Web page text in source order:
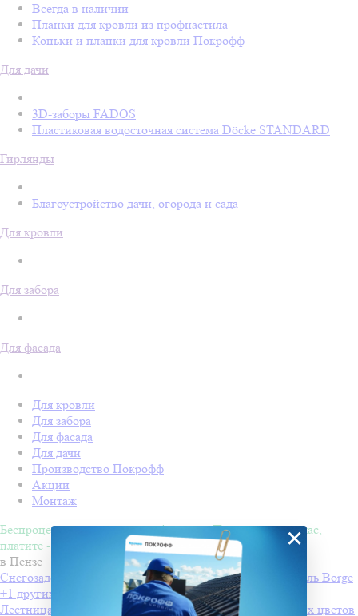
Всегда в наличии
Планки для кровли из профнастила
Коньки и планки для кровли Покрофф
Для дачи
3D-заборы FADOS
Пластиковая водосточная система Döcke STANDARD
Гирлянды
Благоустройство дачи, огорода и сада
Для кровли
Для забора
Для фасада
Для кровли
Для забора
Для фасада
Для дачи
Производство Покрофф
Акции
Монтаж
Беспроцентная рассрочка на 4 месяца. Покупайте - сейчас,
платите - потом!
в Пензе
Снегозадержатели Вorge для профнастила Производитель Borge
+1 других цветов
Лестница стеновая 1.8 м Производитель Borge +1 других цветов
×